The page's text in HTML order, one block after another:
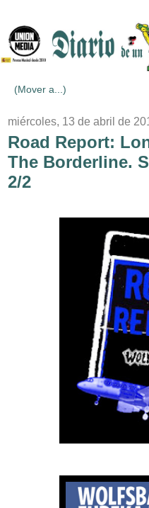
miércoles, 13 de abril de
Road Report:
The Borderline.
2/2